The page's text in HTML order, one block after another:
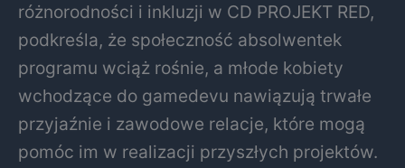
różnorodności i inkluzji w CD PROJEKT RED,
podkreśla, że społeczność absolwentek
programu wciąż rośnie, a młode kobiety
wchodzące do gamedevu nawiązują trwałe
przyjaźnie i zawodowe relacje, które mogą
pomóc im w realizacji przyszłych projektów.